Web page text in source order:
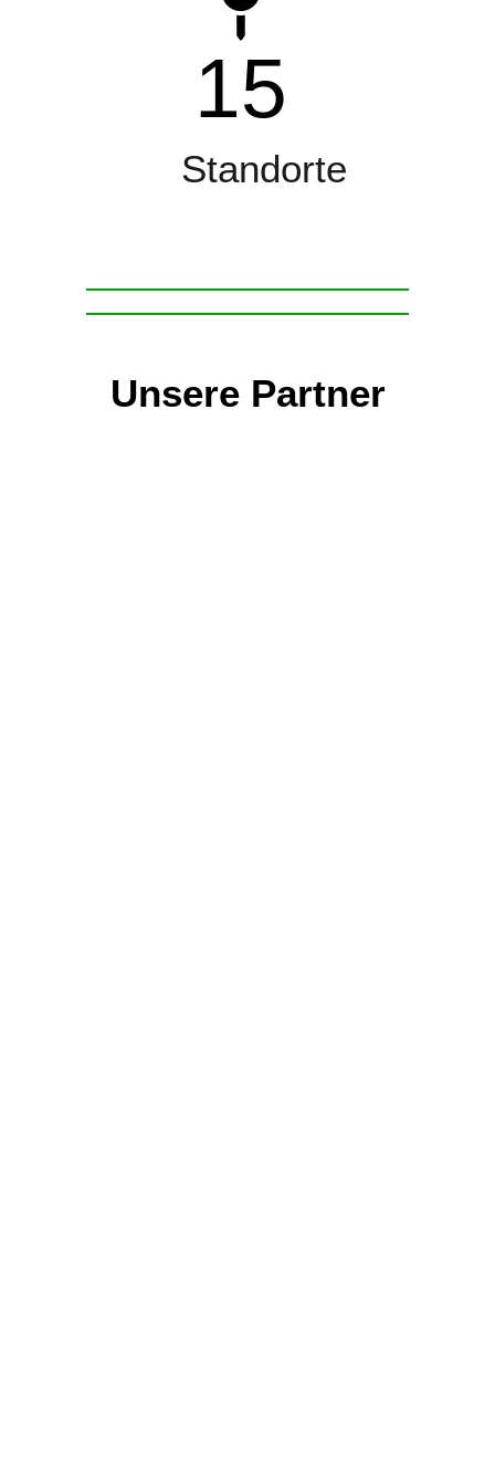
15
Standorte
Unsere Partner